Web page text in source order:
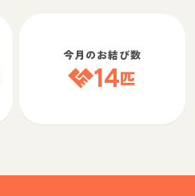
今月のお結び数
14匹